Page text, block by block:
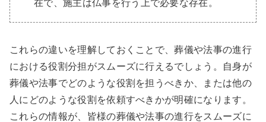
在で、施主は仏事を行う上で必要な存在。
これらの違いを理解しておくことで、葬儀や法事の進行
における役割分担がスムーズに行えるでしょう。自身が
葬儀や法事でどのような役割を担うべきか、または他の
人にどのような役割を依頼すべきかが明確になります。
これらの情報が、皆様の葬儀や法事の進行をスムーズに